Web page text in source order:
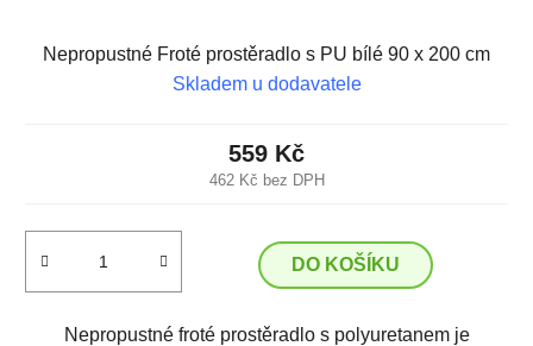
Nepropustné Froté prostěradlo s PU bílé 90 x 200 cm
Skladem u dodavatele
462 Kč bez DPH
559 Kč
DO KOŠÍKU
Nepropustné froté prostěradlo s polyuretanem je